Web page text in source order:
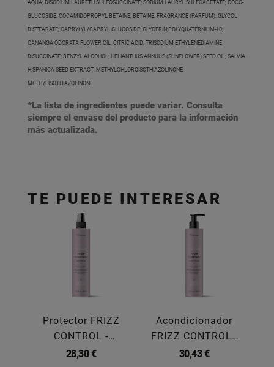
AQUA; DISODIUM LAURETH SULFOSUCCINATE; SODIUM LAURYL SULFOACETATE; COCO-
GLUCOSIDE; COCAMIDOPROPYL BETAINE; BETAINE; FRAGRANCE (PARFUM); GLYCOL
DISTEARATE; CAPRYLYL/CAPRYL GLUCOSIDE; GLYCERIN;POLYQUATERNIUM-10;
CANANGA ODORATA FLOWER OIL; CITRIC ACID; TRISODIUM ETHYLENEDIAMINE
DISUCCINATE; BENZYL ALCOHOL; HELIANTHUS ANNUUS (SUNFLOWER) SEED OIL; SALVIA
HISPANICA SEED EXTRACT; METHYLCHLOROISOTHIAZOLINONE;
METHYLISOTHIAZOLINONE
*La lista de ingredientes puede variar. Consulta
siempre el envase del producto para la información
más actualizada.
TE PUEDE INTERESAR
Protector FRIZZ
CONTROL -
TEKNIA 300ML
28,30 €
Acondicionador
FRIZZ CONTROL -
TEKNIA
30,43 €